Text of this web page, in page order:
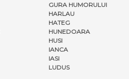
GURA HUMORULUI
HARLAU
HATEG
HUNEDOARA
HUSI
IANCA
IASI
LUDUS